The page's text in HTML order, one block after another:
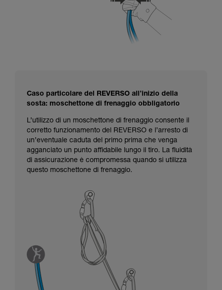
Caso particolare del REVERSO all’inizio della
sosta: moschettone di frenaggio obbligatorio
L’utilizzo di un moschettone di frenaggio consente il
corretto funzionamento del REVERSO e l’arresto di
un’eventuale caduta del primo prima che venga
agganciato un punto affidabile lungo il tiro. La fluidità
di assicurazione è compromessa quando si utilizza
questo moschettone di frenaggio.